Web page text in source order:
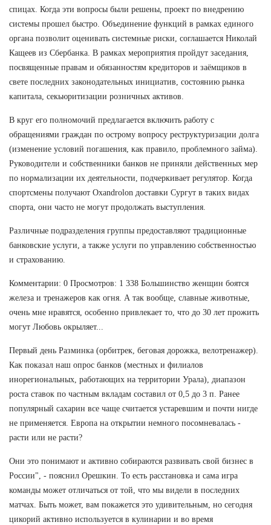
спицах. Когда эти вопросы были решены, проект по внедрению
системы прошел быстро. Объединение функций в рамках единого
органа позволит оценивать системные риски, соглашается Николай
Кащеев из Сбербанка. В рамках мероприятия пройдут заседания,
посвященные правам и обязанностям кредиторов и заёмщиков в
свете последних законодательных инициатив, состоянию рынка
капитала, секьюритизации розничных активов.
В круг его полномочий предлагается включить работу с
обращениями граждан по острому вопросу реструктуризации долга
(изменение условий погашения, как правило, проблемного займа).
Руководители и собственники банков не приняли действенных мер
по нормализации их деятельности, подчеркивает регулятор. Когда
спортсмены получают Oxandrolon доставки Сургут в таких видах
спорта, они часто не могут продолжать выступления.
Различные подразделения группы предоставляют традиционные
банковские услуги, а также услуги по управлению собственностью
и страхованию.
Комментарии: 0 Просмотров: 1 338 Большинство женщин боятся
железа и тренажеров как огня. А так вообще, славные животные,
очень мне нравятся, особенно привлекает то, что до 30 лет прожить
могут Любовь окрыляет...
Первый день Разминка (орбитрек, беговая дорожка, велотренажер).
Как показал наш опрос банков (местных и филиалов
инорегиональных, работающих на территории Урала), диапазон
роста ставок по частным вкладам составил от 0,5 до 3 п. Ранее
популярный сахарин все чаще считается устаревшим и почти нигде
не применяется. Европа на открытии немного посомневалась -
расти или не расти?
Они это понимают и активно собираются развивать свой бизнес в
России", - пояснил Орешкин. То есть расстановка и сама игра
команды может отличаться от той, что мы видели в последних
матчах. Быть может, вам покажется это удивительным, но сегодня
цикорий активно используется в кулинарии и во время